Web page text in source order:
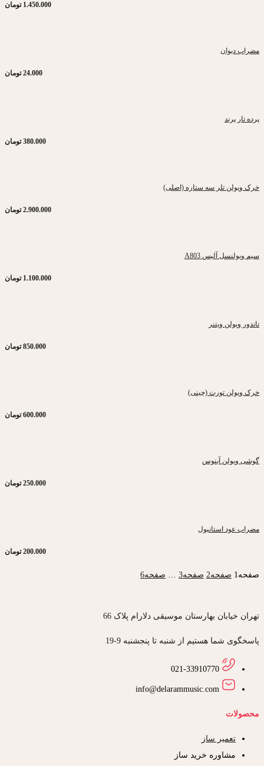
1.450.000 تومان
مضراب دیوان
24.000 تومان
پرده تار پرند
380.000 تومان
خرک ویولن تلر سه ستاره (اصلی)
2.900.000 تومان
سیم ویولنسل آلیس A803
1.100.000 تومان
تاندور ویولن ویتنر
850.000 تومان
خرک ویولن تورت (چینی)
600.000 تومان
گوشی ویولن آبنوس
250.000 تومان
مضراب عود استانبول
200.000 تومان
صفحه 1 صفحه2 صفحه3 صفحه6
تهران خیابان بهارستان موسیقی دلارام پلاک 66
پاسخگوی شما هستیم از شنبه تا پنجشنبه 9-19
021-33910770
info@delarammusic.com
محصولات
تعمیر ساز
مشاوره خرید ساز